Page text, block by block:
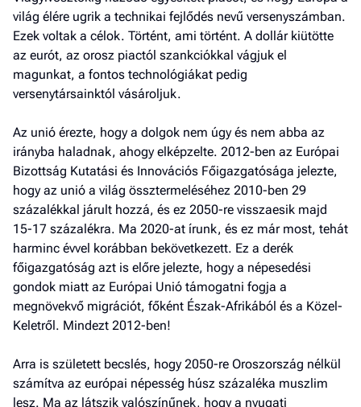
világ élére ugrik a technikai fejlődés nevű versenyszámban.
Ezek voltak a célok. Történt, ami történt. A dollár kiütötte
az eurót, az orosz piactól szankciókkal vágjuk el
magunkat, a fontos technológiákat pedig
versenytársainktól vásároljuk.
Az unió érezte, hogy a dolgok nem úgy és nem abba az
irányba haladnak, ahogy elképzelte. 2012-ben az Európai
Bizottság Kutatási és Innovációs Főigazgatósága jelezte,
hogy az unió a világ össztermeléséhez 2010-ben 29
százalékkal járult hozzá, és ez 2050-re visszaesik majd
15-17 százalékra. Ma 2020-at írunk, és ez már most, tehát
harminc évvel korábban bekövetkezett. Ez a derék
főigazgatóság azt is előre jelezte, hogy a népesedési
gondok miatt az Európai Unió támogatni fogja a
megnövekvő migrációt, főként Észak-Afrikából és a Közel-
Keletről. Mindezt 2012-ben!
Arra is született becslés, hogy 2050-re Oroszország nélkül
számítva az európai népesség húsz százaléka muszlim
lesz. Ma az látszik valószínűnek, hogy a nyugati